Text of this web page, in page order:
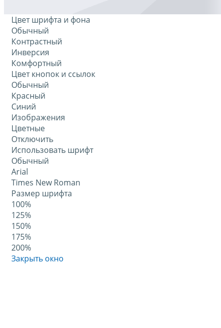
Цвет шрифта и фона
Обычный
Контрастный
Инверсия
Комфортный
Цвет кнопок и ссылок
Обычный
Красный
Синий
Изображения
Цветные
Отключить
Использовать шрифт
Обычный
Arial
Times New Roman
Размер шрифта
100%
125%
150%
175%
200%
Закрыть окно